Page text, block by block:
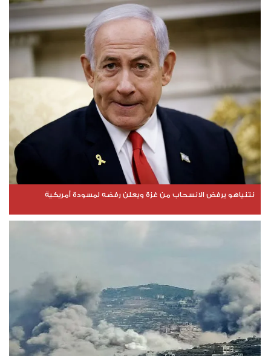
نتنياهو يرفض الانسحاب من غزة ويعلن رفضه لمسودة أمريكية